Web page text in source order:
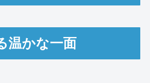
温かな一面